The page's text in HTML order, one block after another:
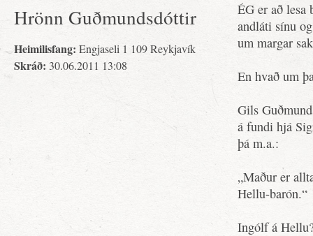
Hrönn Guðmundsdóttir
Heimilisfang: Engjaseli 1 109 Reykjavík
Skráð: 30.06.2011 13:08
ÉG er að
andláti sínu
um margar
En hvað um
Gils
á fundi hjá
þá m.a.:
„Maður er
Hellu-barón.“
Ingólf á